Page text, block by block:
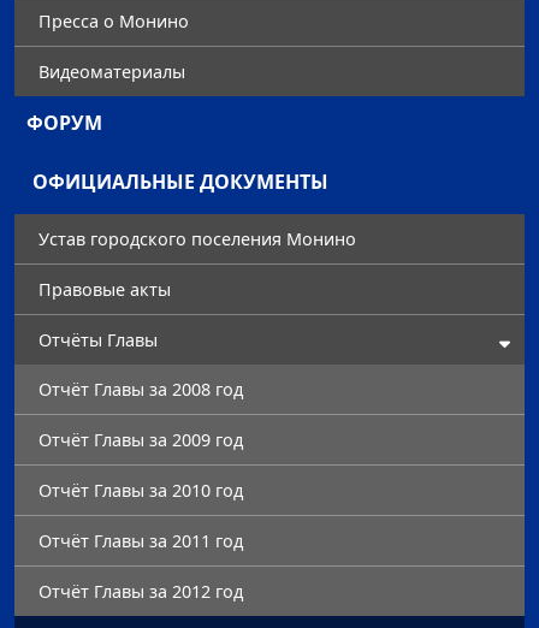
Преccа о Монино
Видеоматериалы
ФОРУМ
ОФИЦИАЛЬНЫЕ ДОКУМЕНТЫ
Устав городского поселения Монино
Правовые акты
Отчёты Главы
Отчёт Главы за 2008 год
Отчёт Главы за 2009 год
Отчёт Главы за 2010 год
Отчёт Главы за 2011 год
Отчёт Главы за 2012 год